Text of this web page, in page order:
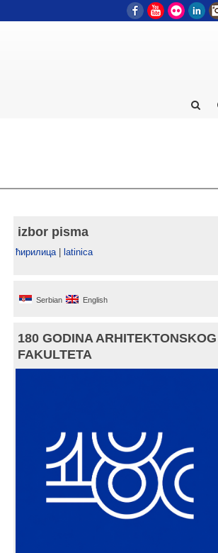
FacebookYouTube
Flickr
izbor pisma
ћирилица| latinica
Serbian English
180 GODINA ARHITEKTONSKOG
FAKULTETA